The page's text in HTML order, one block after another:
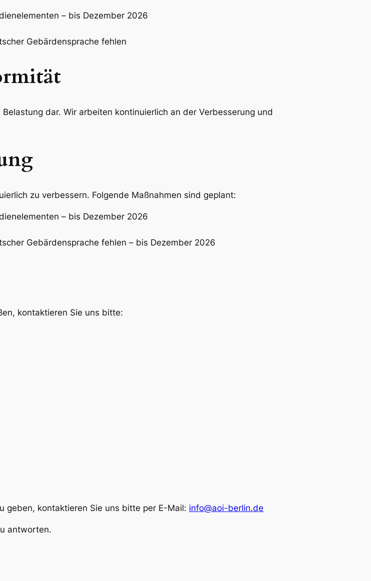
– bis Dezember 2026
Gebärdensprache fehlen
dar. Wir arbeiten kontinuierlich an der Verbesserung und
zu verbessern. Folgende Maßnahmen sind geplant:
– bis Dezember 2026
Gebärdensprache fehlen – bis Dezember 2026
kontaktieren Sie uns bitte:
geben, kontaktieren Sie uns bitte per E-Mail: info@aoi-berlin.de
antworten.